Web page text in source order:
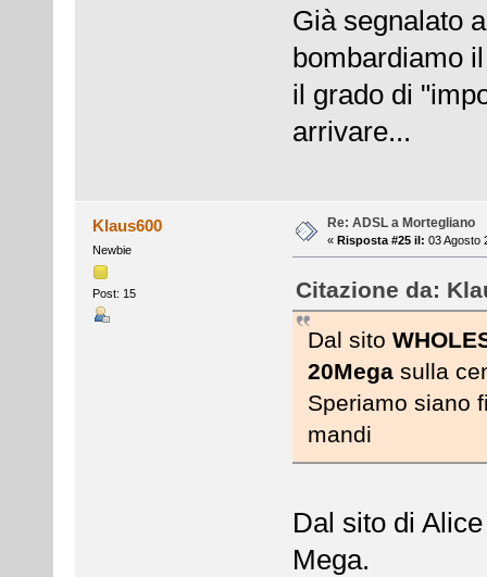
Già segnalato
bombardiamo
il grado di
arrivare...
Klaus600
Newbie
Post: 15
Re: ADSL a Mortegliano
« Risposta #25 il: 03 Agosto
Citazione da:
Dal sito
20Mega sulla
Speriamo siano
mandi
Dal sito di
Mega.